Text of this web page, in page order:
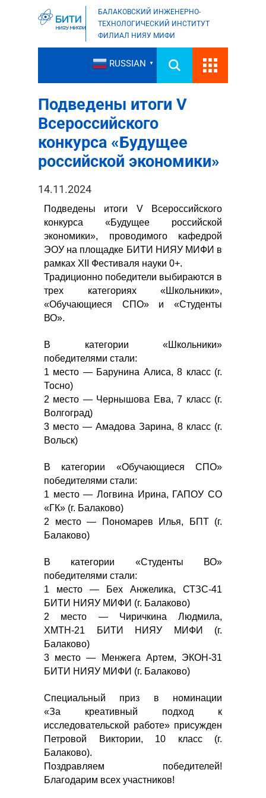
БАЛАКОВСКИЙ ИНЖЕНЕРНО-
ТЕХНОЛОГИЧЕСКИЙ ИНСТИТУТ
ФИЛИАЛ НИЯУ МИФИ
RUSSIAN ▼
Подведены итоги V
Всероссийского
конкурса «Будущее
российской экономики»
14.11.2024
Подведены итоги V Всероссийского
конкурса «Будущее российской
экономики», проводимого кафедрой
ЭОУ на площадке БИТИ НИЯУ МИФИ в
рамках XII Фестиваля науки 0+.
Традиционно победители выбираются в
трех категориях «Школьники»,
«Обучающиеся СПО» и «Студенты
ВО».
В категории «Школьники»
победителями стали:
1 место — Барунина Алиса, 8 класс (г.
Тосно)
2 место — Чернышова Ева, 7 класс (г.
Волгоград)
3 место — Амадова Зарина, 8 класс (г.
Вольск)
В категории «Обучающиеся СПО»
победителями стали:
1 место — Логвина Ирина, ГАПОУ СО
«ГК» (г. Балаково)
2 место — Пономарев Илья, БПТ (г.
Балаково)
В категории «Студенты ВО»
победителями стали:
1 место — Бех Анжелика, СТЗС-41
БИТИ НИЯУ МИФИ (г. Балаково)
2 место — Чиричкина Людмила,
ХМТН-21 БИТИ НИЯУ МИФИ (г.
Балаково)
3 место — Менжега Артем, ЭКОН-31
БИТИ НИЯУ МИФИ (г. Балаково)
Специальный приз в номинации
«За креативный подход к
исследовательской работе» присужден
Петровой Виктории, 10 класс (г.
Балаково).
Поздравляем победителей!
Благодарим всех участников!